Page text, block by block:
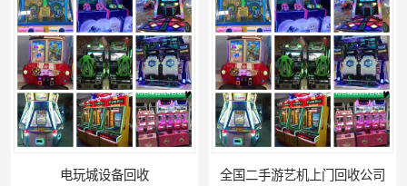
电玩城设备回收 全国二手游艺机上门回收公司